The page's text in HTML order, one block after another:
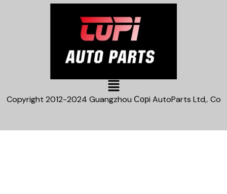
Main
Menu
Copyright 2012-2024 Guangzhou Сорi AutoParts Ltd,. Co